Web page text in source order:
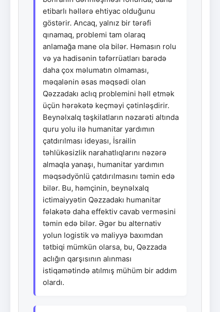
etibarlı həllərə ehtiyac olduğunu
göstərir. Ancaq, yalnız bir tərəfi
qınamaq, problemi tam olaraq
anlamağa mane ola bilər. Həmasın rolu
və ya hadisənin təfərrüatları barədə
daha çox məlumatın olmaması,
məqalənin əsas məqsədi olan
Qəzzadakı aclıq problemini həll etmək
üçün hərəkətə keçməyi çətinləşdirir.
Beynəlxalq təşkilatların nəzarəti altında
quru yolu ilə humanitar yardımın
çatdırılması ideyası, İsrailin
təhlükəsizlik narahatlıqlarını nəzərə
almaqla yanaşı, humanitar yardımın
məqsədyönlü çatdırılmasını təmin edə
bilər. Bu, həmçinin, beynəlxalq
ictimaiyyətin Qəzzadakı humanitar
fəlakətə daha effektiv cavab verməsini
təmin edə bilər. Əgər bu alternativ
yolun logistik və maliyyə baxımdan
tətbiqi mümkün olarsa, bu, Qəzzada
aclığın qarşısının alınması
istiqamətində atılmış mühüm bir addım
olardı.